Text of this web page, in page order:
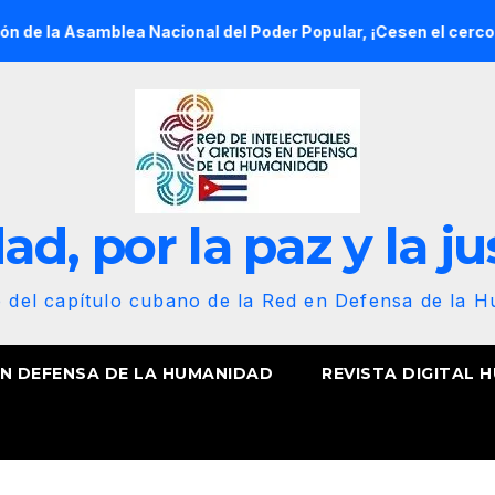
Nacional del Poder Popular, ¡Cesen el cerco energético
por la paz y la
del capítulo cubano de la Red en Defensa de la
DEFENSA DE LA HUMANIDAD REVISTA DIGITAL